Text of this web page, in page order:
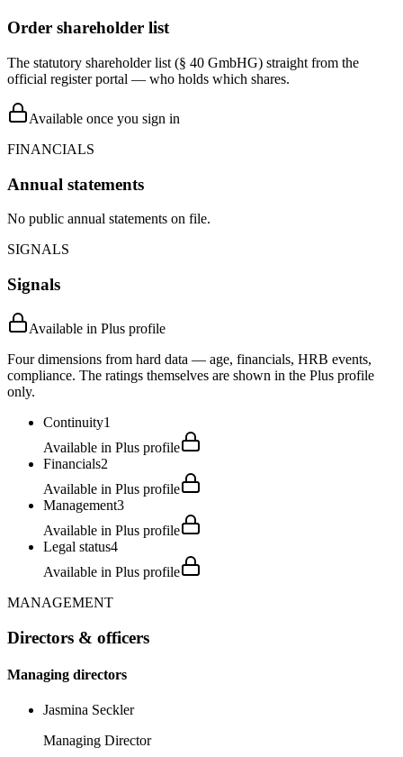
Order shareholder list
The statutory shareholder list (§ 40 GmbHG) straight from the
official register portal — who holds which shares.
Available once you sign in
FINANCIALS
Annual statements
No public annual statements on file.
SIGNALS
Signals
Available in Plus profile
Four dimensions from hard data — age, financials, HRB events,
compliance. The ratings themselves are shown in the Plus profile
only.
Continuity1
Available in Plus profile
Financials2
Available in Plus profile
Management3
Available in Plus profile
Legal status4
Available in Plus profile
MANAGEMENT
Directors & officers
Managing directors
Jasmina Seckler
Managing Director